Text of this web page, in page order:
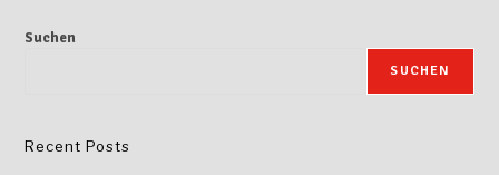
Suchen
SUCHEN
Recent Posts